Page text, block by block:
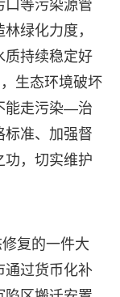
口等污染源管
绿化力度，
质持续稳定好
生态环境破坏
能走污染—治
准、加强督
功，切实维护
复的一件大
通过货币化补